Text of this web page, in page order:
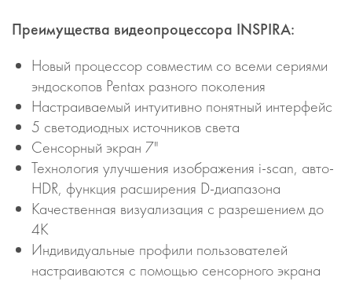
Преимущества видеопроцессора INSPIRA:
Новый процессор совместим со всеми сериями
эндоскопов Pentax разного поколения
Настраиваемый интуитивно понятный интерфейс
5 светодиодных источников света
Cенсорный экран 7"
Технология улучшения изображения i-scan, авто-
HDR, функция расширения D-диапазона
Качественная визуализация с разрешением до
4К
Индивидуальные профили пользователей
настраиваются с помощью сенсорного экрана